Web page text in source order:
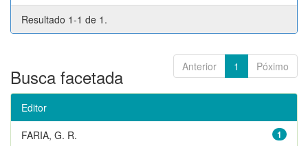
Resultado 1-1 de 1.
Anterior 1 Póximo
Busca facetada
Editor
1
FARIA, G. R.